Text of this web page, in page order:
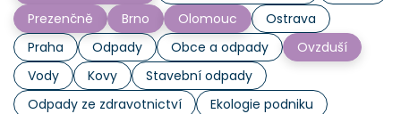
Prezenčně
Brno Olomouc
Ostrava
Praha
Odpady Obce a odpady
Ovzduší
Vody
Kovy
Stavební odpady
Odpady ze zdravotnictví
Ekologie podniku